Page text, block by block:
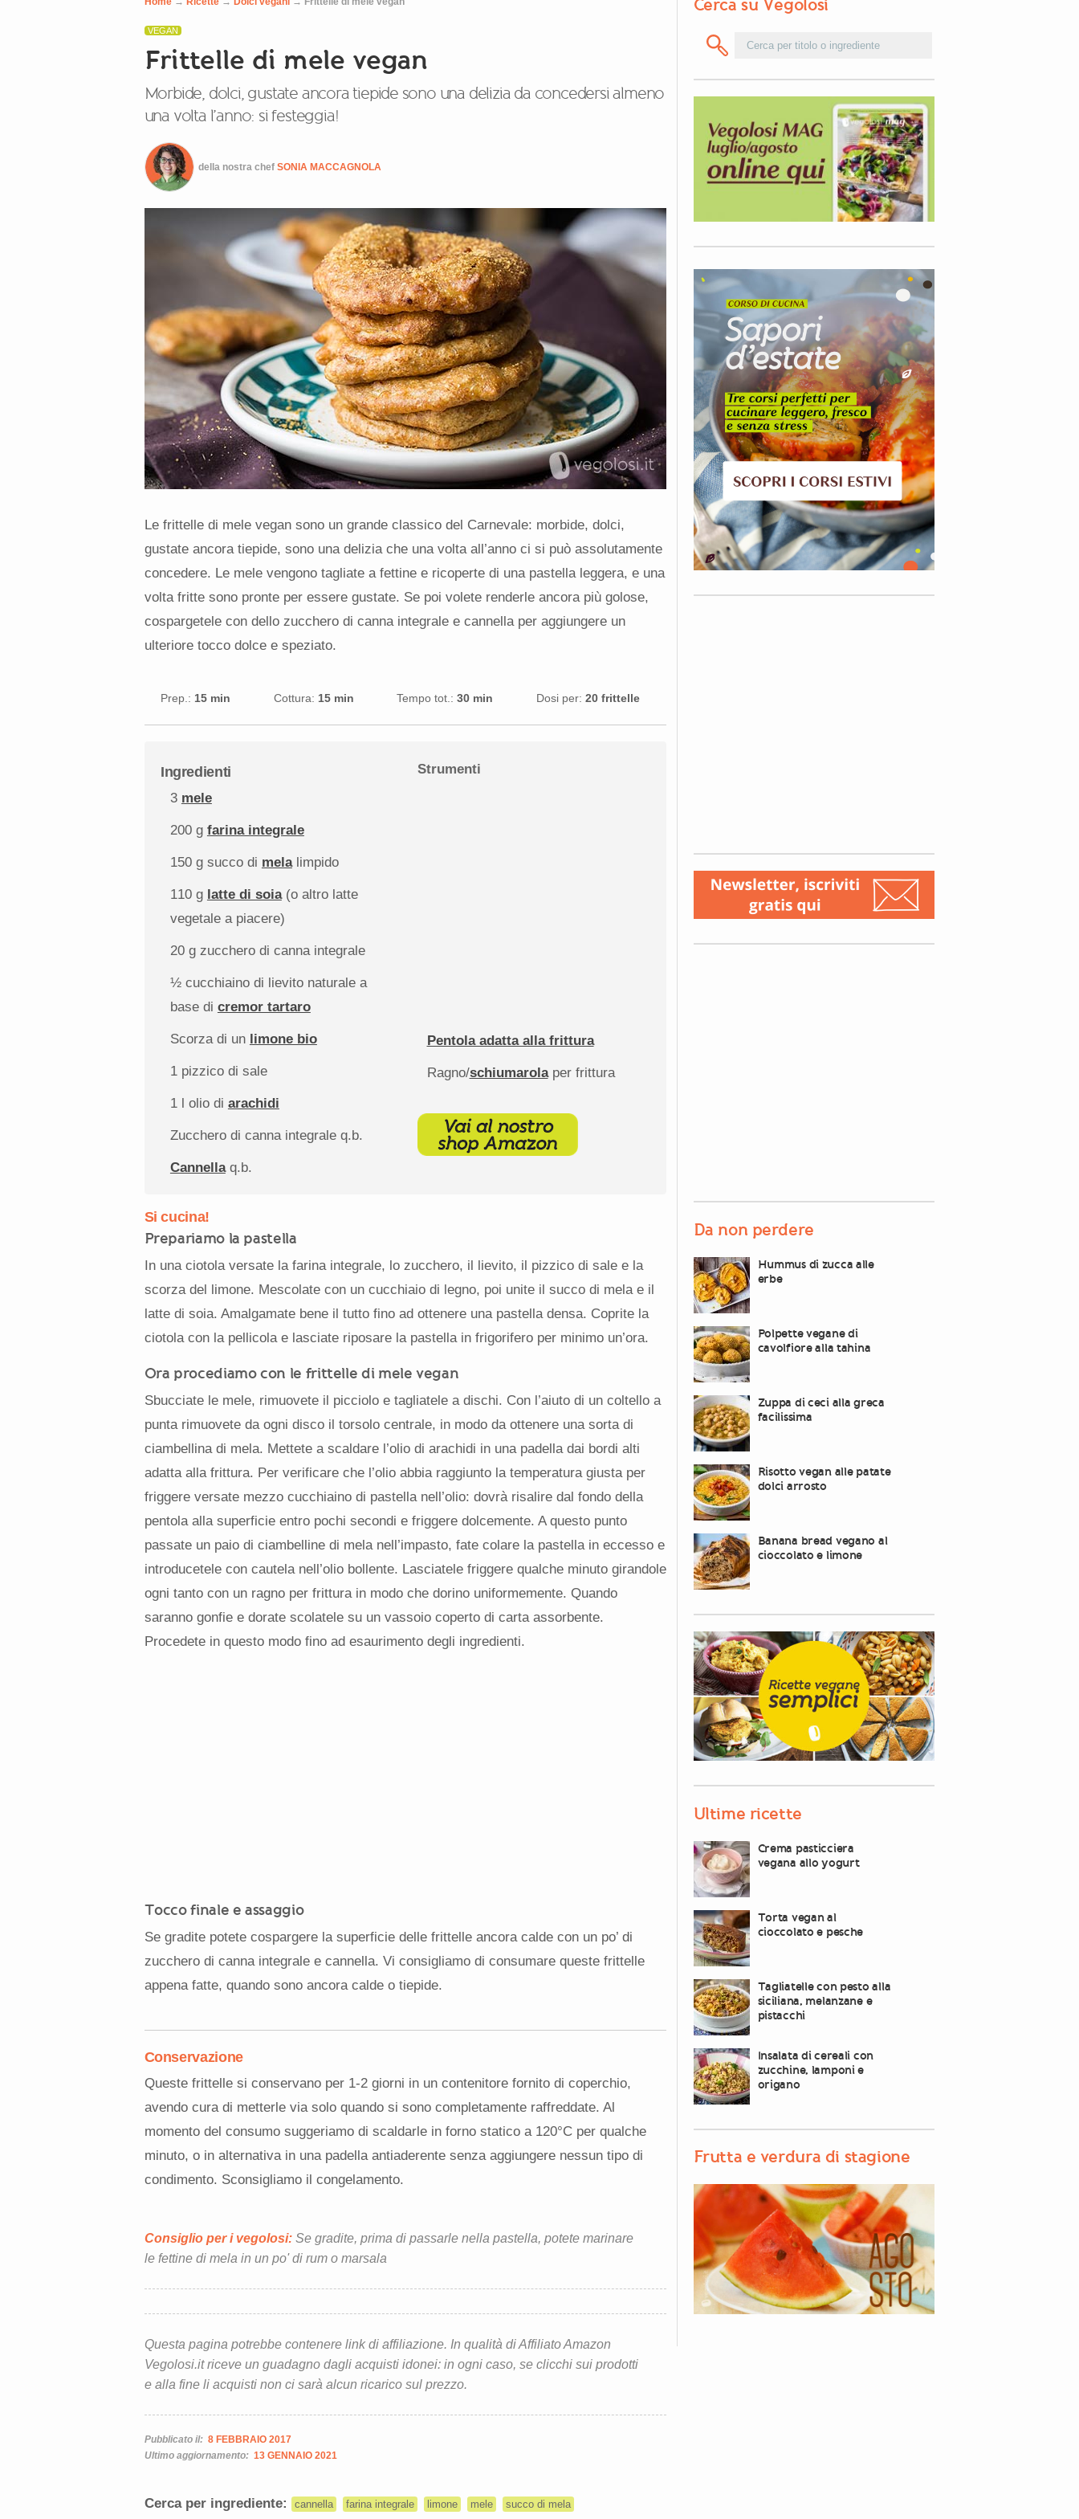
VEGAN
Frittelle di mele vegan
Morbide, dolci, gustate ancora tiepide sono una delizia da concedersi almeno
una volta l’anno: si festeggia!
della nostra chef SONIA MACCAGNOLA
Le frittelle di mele vegan sono un grande classico del Carnevale: morbide, dolci,
gustate ancora tiepide, sono una delizia che una volta all’anno ci si può assolutamente
concedere. Le mele vengono tagliate a fettine e ricoperte di una pastella leggera, e una
volta fritte sono pronte per essere gustate. Se poi volete renderle ancora più golose,
cospargetele con dello zucchero di canna integrale e cannella per aggiungere un
ulteriore tocco dolce e speziato.
Prep.: 15 min Cottura: 15 min Tempo tot.: 30 min Dosi per: 20 frittelle
Ingredienti
3 mele
200 g farina integrale
150 gsucco di melalimpido
110 g latte di soia(o altro latte
vegetale a piacere)
20 gzucchero di canna integrale
½cucchiaino di lievito naturale a
base di cremor tartaro
Scorza di un limone bio
1pizzico di sale
1l olio di arachidi
Zucchero di canna integrale q.b.
Cannellaq.b.
Strumenti
Pentola adatta alla frittura
Ragno/schiumarolaper frittura
Si cucina!
Prepariamo la pastella
In una ciotola versate la farina integrale, lo zucchero, il lievito, il pizzico di sale e la
scorza del limone. Mescolate con un cucchiaio di legno, poi unite il succo di mela e il
latte di soia. Amalgamate bene il tutto fino ad ottenere una pastella densa. Coprite la
ciotola con la pellicola e lasciate riposare la pastella in frigorifero per minimo un’ora.
Ora procediamo con le frittelle di mele vegan
Sbucciate le mele, rimuovete il picciolo e tagliatele a dischi. Con l’aiuto di un coltello a
punta rimuovete da ogni disco il torsolo centrale, in modo da ottenere una sorta di
ciambellina di mela. Mettete a scaldare l’olio di arachidi in una padella dai bordi alti
adatta alla frittura. Per verificare che l’olio abbia raggiunto la temperatura giusta per
friggere versate mezzo cucchiaino di pastella nell’olio: dovrà risalire dal fondo della
pentola alla superficie entro pochi secondi e friggere dolcemente. A questo punto
passate un paio di ciambelline di mela nell’impasto, fate colare la pastella in eccesso e
introducetele con cautela nell’olio bollente. Lasciatele friggere qualche minuto girandole
ogni tanto con un ragno per frittura in modo che dorino uniformemente. Quando
saranno gonfie e dorate scolatele su un vassoio coperto di carta assorbente.
Procedete in questo modo fino ad esaurimento degli ingredienti.
Tocco finale e assaggio
Se gradite potete cospargere la superficie delle frittelle ancora calde con un po’ di
zucchero di canna integrale e cannella. Vi consigliamo di consumare queste frittelle
appena fatte, quando sono ancora calde o tiepide.
Conservazione
Queste frittelle si conservano per 1-2 giorni in un contenitore fornito di coperchio,
avendo cura di metterle via solo quando si sono completamente raffreddate. Al
momento del consumo suggeriamo di scaldarle in forno statico a 120°C per qualche
minuto, o in alternativa in una padella antiaderente senza aggiungere nessun tipo di
condimento. Sconsigliamo il congelamento.
Consiglio per i vegolosi:Se gradite, prima di passarle nella pastella, potete marinare
le fettine di mela in un po' di rum o marsala
Questa pagina potrebbe contenere link di affiliazione. In qualità di Affiliato Amazon
Vegolosi.it riceve un guadagno dagli acquisti idonei: in ogni caso, se clicchi sui prodotti
e alla fine li acquisti non ci sarà alcun ricarico sul prezzo.
Pubblicato il: 8 FEBBRAIO 2017
Ultimo aggiornamento: 13 GENNAIO 2021
Cerca per ingrediente: cannella farina integrale limone mele succo di mela
Cerca su Vegolosi
Da non perdere
Hummus di zucca alle
erbe
Polpette vegane di
cavolfiore alla tahina
Zuppa di ceci alla greca
facilissima
Risotto vegan alle patate
dolci arrosto
Banana bread vegano al
cioccolato e limone
Ultime ricette
Crema pasticciera
vegana allo yogurt
Torta vegan al
cioccolato e pesche
Tagliatelle con pesto alla
siciliana, melanzane e
pistacchi
Insalata di cereali con
zucchine, lamponi e
origano
Frutta e verdura di stagione